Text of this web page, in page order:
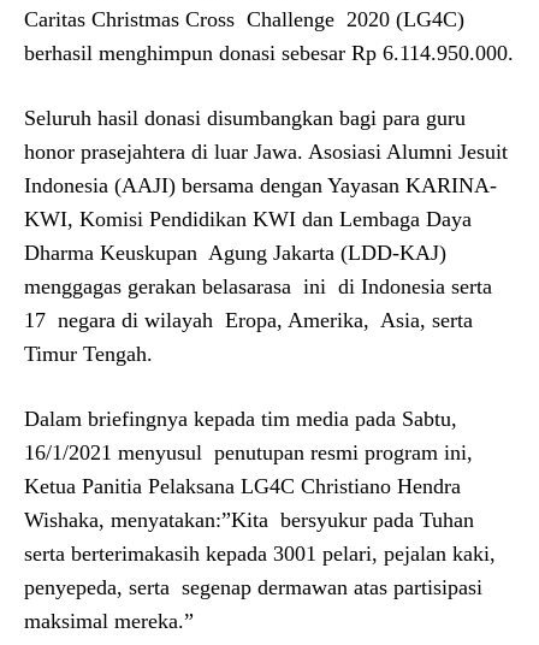
Caritas Christmas Cross Challenge 2020 (LG4C)
berhasil menghimpun donasi sebesar Rp 6.114.950.000.
Seluruh hasil donasi disumbangkan bagi para guru
honor prasejahtera di luar Jawa. Asosiasi Alumni Jesuit
Indonesia (AAJI) bersama dengan Yayasan KARINA-
KWI, Komisi Pendidikan KWI dan Lembaga Daya
Dharma Keuskupan Agung Jakarta (LDD-KAJ)
menggagas gerakan belasarasa ini di Indonesia serta
17 negara di wilayah Eropa, Amerika, Asia, serta
Timur Tengah.
Dalam briefingnya kepada tim media pada Sabtu,
16/1/2021 menyusul penutupan resmi program ini,
Ketua Panitia Pelaksana LG4C Christiano Hendra
Wishaka, menyatakan:”Kita bersyukur pada Tuhan
serta berterimakasih kepada 3001 pelari, pejalan kaki,
penyepeda, serta segenap dermawan atas partisipasi
maksimal mereka.”